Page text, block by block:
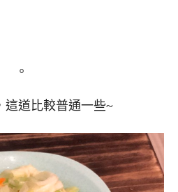
。
這道比較普通一些~